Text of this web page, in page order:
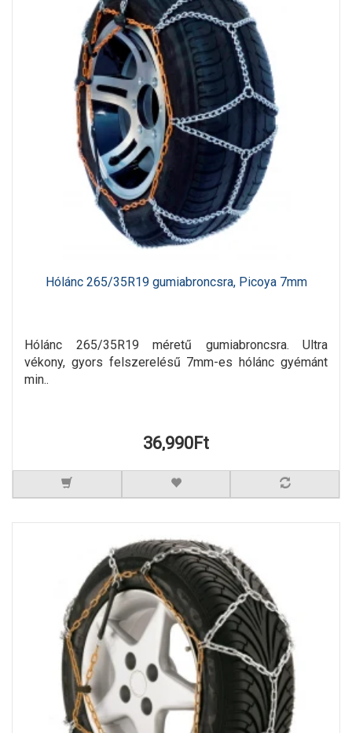
Hólánc 265/35R19 gumiabroncsra, Picoya 7mm
Hólánc 265/35R19 méretű gumiabroncsra. Ultra
vékony, gyors felszerelésű 7mm-es hólánc gyémánt
min..
36,990Ft